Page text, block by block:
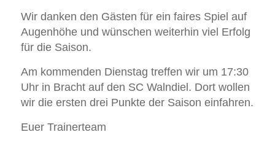
Wir danken den Gästen für ein faires Spiel auf
Augenhöhe und wünschen weiterhin viel Erfolg
für die Saison.
Am kommenden Dienstag treffen wir um 17:30
Uhr in Bracht auf den SC Walndiel. Dort wollen
wir die ersten drei Punkte der Saison einfahren.
Euer Trainerteam